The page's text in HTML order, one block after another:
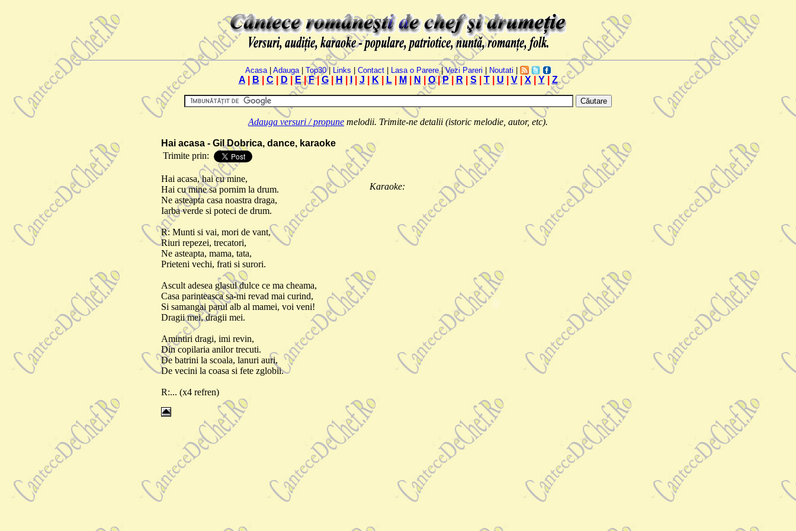
Acasa| Adauga| Top30| Links Contact Lasa o Parere|Vezi Pareri Noutati
A| B C D E|F| G| H J K L| M N O|P| R S T| U V| X Y| Z
Adauga versuri / propune melodii. Trimite-ne detalii (istoric melodie, autor, etc).
Hai acasa - Gil Dobrica, dance, karaoke
Trimite prin:
Hai acasa, hai cu mine,
Hai cu mine sa pornim la drum.
Ne asteapta casa noastra draga,
Iarba verde si poteci de drum.
R: Munti si vai, mori de vant,
Riuri repezei, trecatori,
Ne asteapta, mama, tata,
Prieteni vechi, frati si surori.
Ascult adesea glasul dulce ce ma cheama,
Casa parinteasca sa-mi revad mai curind,
Si samangai parul alb al mamei, voi veni!
Dragii mei, dragii mei.
Amintiri dragi, imi revin,
Din copilaria anilor trecuti.
De batrini la scoala, lanuri auri,
De vecini la coasa si fete zglobii.
R:... (x4 refren)
Karaoke: